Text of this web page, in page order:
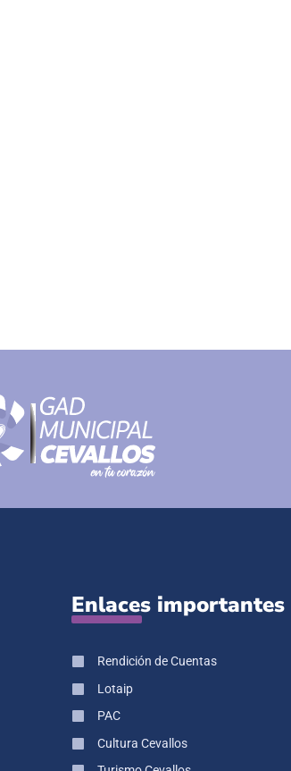
Enlaces importantes
Rendición de Cuentas
Lotaip
PAC
Cultura Cevallos